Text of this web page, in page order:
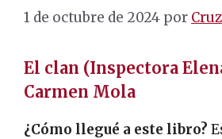
1 de octubre de 2024 por
El clan (Inspectora
Carmen Mola
¿Cómo llegué a este libro?